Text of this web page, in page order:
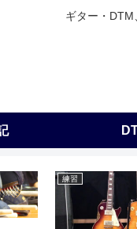
ギター・DTM
練習